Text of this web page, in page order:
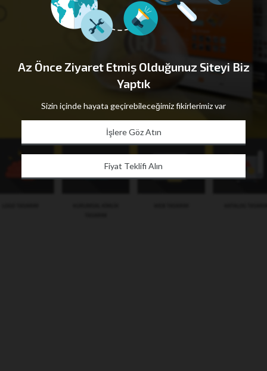
Az Önce Ziyaret Etmiş Olduğunuz Siteyi Biz
Yaptık
Sizin içinde hayata geçirebileceğimiz fikirlerimiz var
İşlere Göz Atın
Fiyat Teklifi Alın